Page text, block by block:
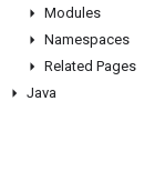
Modules
Namespaces
Related Pages
Java